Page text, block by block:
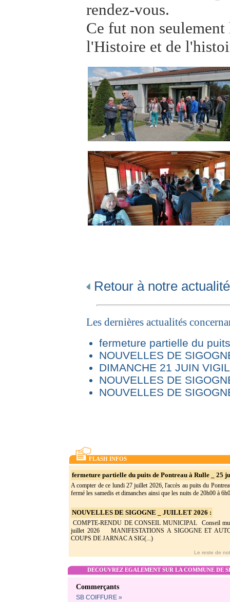
rendez-vous.
Ce fut non seulement
l'Histoire et de
Retour à notre actualité
Les dernières actualités
fermeture partielle du
NOUVELLES DE
DIMANCHE 21 JUIN
NOUVELLES DE
NOUVELLES DE
FLASH INFOS
fermeture partielle du puits de Pontreau à Rulle _ 25
A compter de ce lundi 27 juillet 2026, l'accès au puits du
fermé les samedis et dimanches ainsi que les nuits de 20h00 à
NOUVELLES DE SIGOGNE _ JUILLET 2026 :
COMPTE-RENDU DE CONSEIL MUNICIPAL Conseil
juillet 2026 MANIFESTATIONS A SIGOGNE ET
COUPS DE JARNAC A SIG(...)
Le reste de
DECOUVREZ EGALEMENT SUR LA COMMUNE DE
Commerçants
SB COIFFURE »